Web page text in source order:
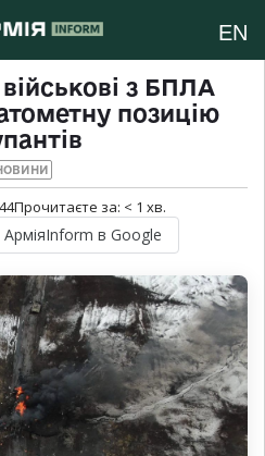
EN
з БПЛА
позицію
Прочитаєте за: < 1 хв.
АрміяInform в Google